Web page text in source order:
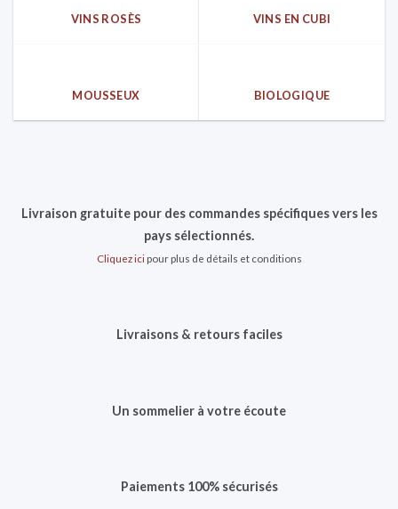
VINS ROSÈS VINS EN CUBI
MOUSSEUX BIOLOGIQUE
Livraison gratuite pour des commandes spécifiques vers les
pays sélectionnés.
Cliquez icipour plus de détails et conditions
Livraisons & retours faciles
Un sommelier à votre écoute
Paiements 100% sécurisés